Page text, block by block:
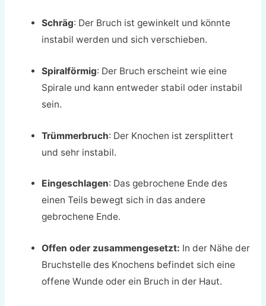
Schräg: Der Bruch ist gewinkelt und könnte
instabil werden und sich verschieben.
Spiralförmig: Der Bruch erscheint wie eine
Spirale und kann entweder stabil oder instabil
sein.
Trümmerbruch: Der Knochen ist zersplittert
und sehr instabil.
Eingeschlagen: Das gebrochene Ende des
einen Teils bewegt sich in das andere
gebrochene Ende.
Offen oder zusammengesetzt: In der Nähe der
Bruchstelle des Knochens befindet sich eine
offene Wunde oder ein Bruch in der Haut.